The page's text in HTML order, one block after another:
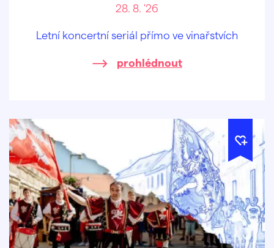
28. 8. '26
Letní koncertní seriál přímo ve vinařstvích
prohlédnout